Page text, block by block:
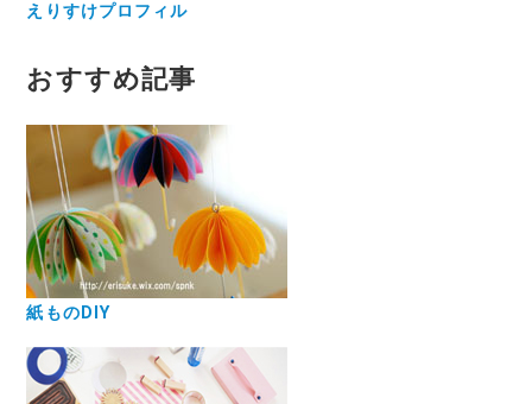
えりすけプロフィル
おすすめ記事
紙ものDIY